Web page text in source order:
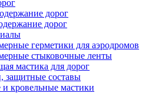
дорог
дорог
герметики для аэродромов
стыковочные ленты
мастика для дорог
защитные составы
кровельные мастики